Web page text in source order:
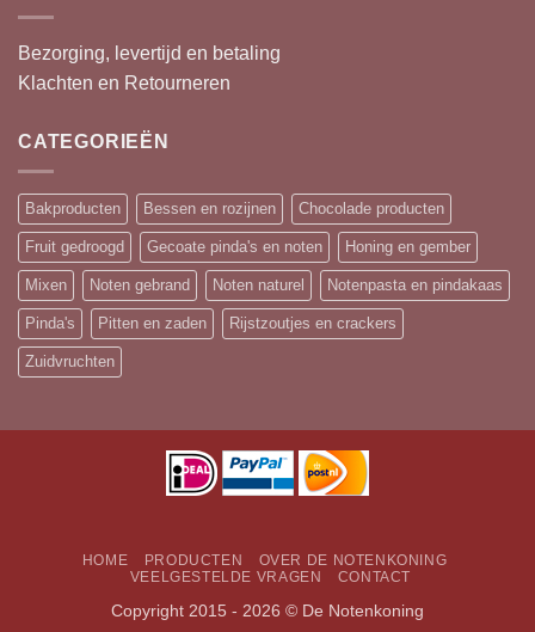
Bezorging, levertijd en betaling
Klachten en Retourneren
CATEGORIEËN
Bakproducten Bessen en rozijnen Chocolade producten
Fruit gedroogd Gecoate pinda's en noten Honing en gember
Mixen Noten gebrand Noten naturel Notenpasta en pindakaas
Pinda's Pitten en zaden Rijstzoutjes en crackers
Zuidvruchten
HOME PRODUCTEN
OVER DE NOTENKONING
VEELGESTELDE VRAGEN
CONTACT
Copyright 2015 - 2026 © De Notenkoning